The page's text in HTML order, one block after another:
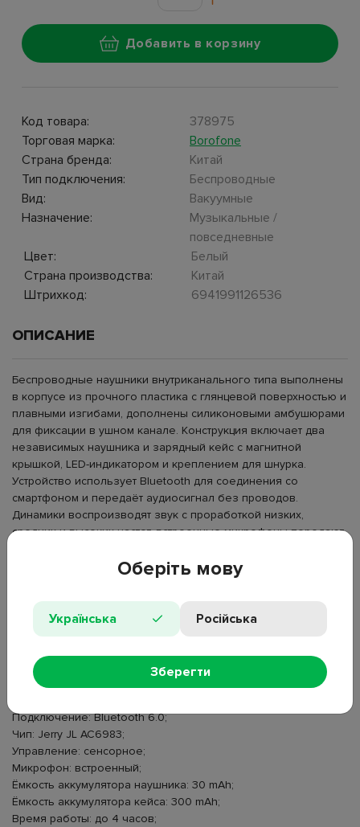
Добавить в корзину
Код товара:
378975
Торговая марка:
Borofone
Страна бренда:
Китай
Тип подключения:
Беспроводные
Вид:
Вакуумные
Назначение:
Музыкальные /
повседневные
Цвет:
Белый
Страна производства:
Китай
Штрихкод:
6941991126536
ОПИСАНИЕ
Беспроводные наушники внутриканального типа выполнены
в корпусе из прочного пластика с глянцевой поверхностью и
плавными изгибами, дополнены силиконовыми амбушюрами
для фиксации в ушном канале. Конструкция включает два
независимых наушника и зарядный кейс с магнитной
крышкой, LED-индикатором и креплением для шнурка.
Устройство использует Bluetooth для соединения со
смартфоном и передаёт аудиосигнал без проводов.
Динамики воспроизводят звук с проработкой низких,
средних и высоких частот, встроенные микрофоны передают
воспроизведением и вызовами, поддерживается
переключение между наушниками и работа с голосовыми
функциями. Используются для прослушивания музыки,
разговоров и повседневного использования в дороге, дома
и на работе.
Тип: беспроводные наушники;
Конструкция: внутриканальные;
Подключение: Bluetooth 6.0;
Чип: Jerry JL AC6983;
Управление: сенсорное;
Микрофон: встроенный;
Ёмкость аккумулятора наушника: 30 mAh;
Ёмкость аккумулятора кейса: 300 mAh;
Время работы: до 4 часов;
Оберіть мову
Українська Російська
Зберегти